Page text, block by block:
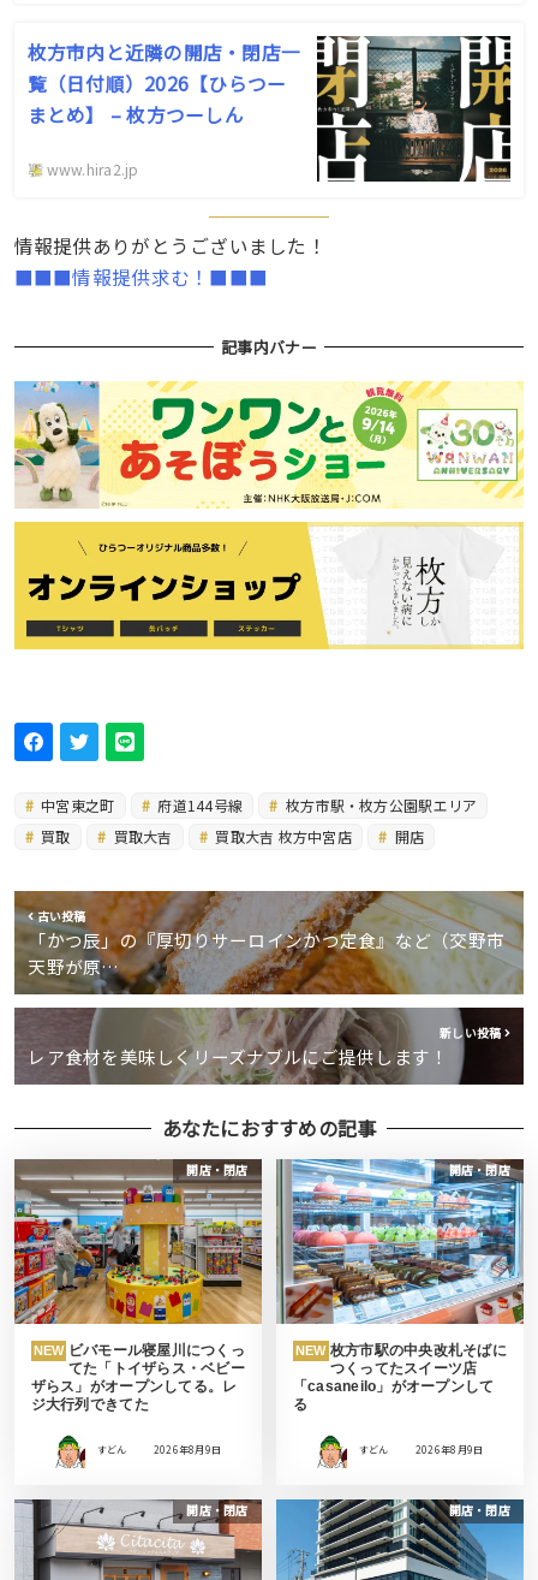
枚方市内と近隣の開店・閉店一
覧（日付順）2026【ひらつー
まとめ】 – 枚方つーしん
www.hira2.jp
情報提供ありがとうございました！
■■■情報提供求む！■■■
記事内バナー
中宮東之町 府道144号線
枚方市駅・枚方公園駅エリア
買取
買取大吉 買取大吉 枚方中宮店 開店
古い投稿
「かつ辰」の『厚切りサーロインかつ定食』など（交野市
天野が原…
新しい投稿
レア食材を美味しくリーズナブルにご提供します！
あなたにおすすめの記事
開店・閉店
NEW ビバモール寝屋川につくっ
てた「トイザらス・ベビー
ザらス」がオープンしてる。レ
ジ大行列できてた
すどん 2026年8月9日
開店・閉店
NEW 枚方市駅の中央改札そばに
つくってたスイーツ店
「casaneilo」がオープンして
る
すどん 2026年8月9日
開店・閉店 開店・閉店